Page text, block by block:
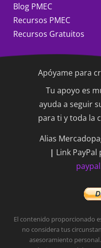
Blog PMEC
Recursos PMEC
Recursos Gratuitos
Apóyame para
Tu apoyo es
ayuda a seguir
para ti y toda la
Alias
| Link
El contenido proporcionado
no considera tus
asesoramiento personal.